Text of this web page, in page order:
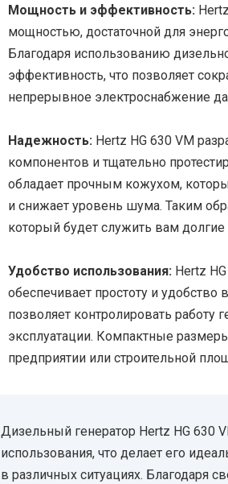
Мощность и эффективность:
мощностью, достаточной для
Благодаря использованию
эффективность, что позволяет
непрерывное электроснабжение
Надежность: Hertz HG 630 VM
компонентов и тщательно
обладает прочным кожухом,
и снижает уровень шума. Таким
который будет служить вам долгие
Удобство использования: Hertz
обеспечивает простоту и
позволяет контролировать работу
эксплуатации. Компактные
предприятии или строительной
Дизельный генератор Hertz HG 630
использования, что делает его
в различных ситуациях. Благодаря